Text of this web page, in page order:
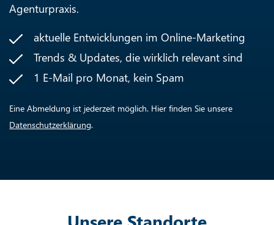
Agenturpraxis.
aktuelle Entwicklungen im Online-Marketing
Trends & Updates, die wirklich relevant sind
1 E-Mail pro Monat, kein Spam
Eine Abmeldung ist jederzeit möglich. Hier finden Sie unsere
Datenschutzerklärung.